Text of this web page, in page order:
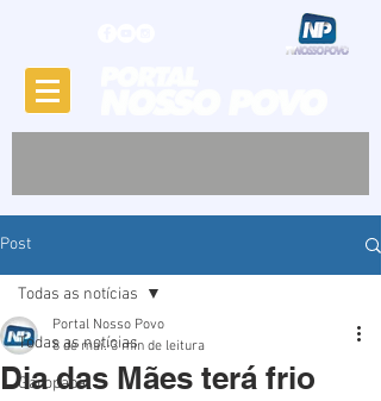
Post
Todas as notícias
Garopaba
Todas as notícias
Dia das Mães terá frio
Portal Nosso Povo
8 de mai. 3 min de leitura